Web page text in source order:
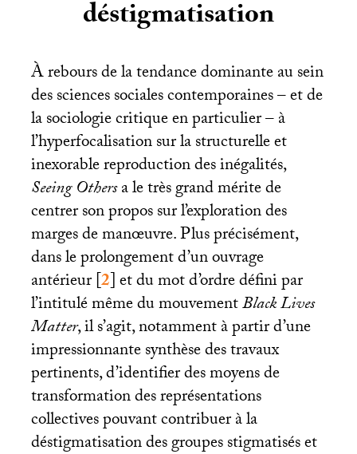
déstigmatisation
À rebours de la tendance dominante au sein
des sciences sociales contemporaines – et de
la sociologie critique en particulier – à
l’hyperfocalisation sur la structurelle et
inexorable reproduction des inégalités,
Seeing Othersa le très grand mérite de
centrer son propos sur l’exploration des
marges de manœuvre. Plus précisément,
dans le prolongement d’un ouvrage
antérieur[2]et du mot d’ordre défini par
l’intitulé même du mouvementBlack Lives
Matter, il s’agit, notamment à partir d’une
impressionnante synthèse des travaux
pertinents, d’identifier des moyens de
transformation des représentations
collectives pouvant contribuer à la
déstigmatisation des groupes stigmatisés et